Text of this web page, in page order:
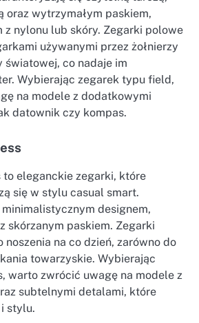
oraz wytrzymałym paskiem,
z nylonu lub skóry. Zegarki polowe
używanymi przez żołnierzy
światowej, co nadaje im
Wybierając zegarek typu field,
na modele z dodatkowymi
datownik czy kompas.
eleganckie zegarki, które
się w stylu casual smart.
designem,
skórzanym paskiem. Zegarki
noszenia na co dzień, zarówno do
towarzyskie. Wybierając
warto zwrócić uwagę na modele z
subtelnymi detalami, które
stylu.